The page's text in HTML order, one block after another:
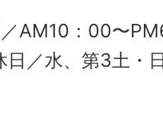
AM10：00〜
／水、第3土・